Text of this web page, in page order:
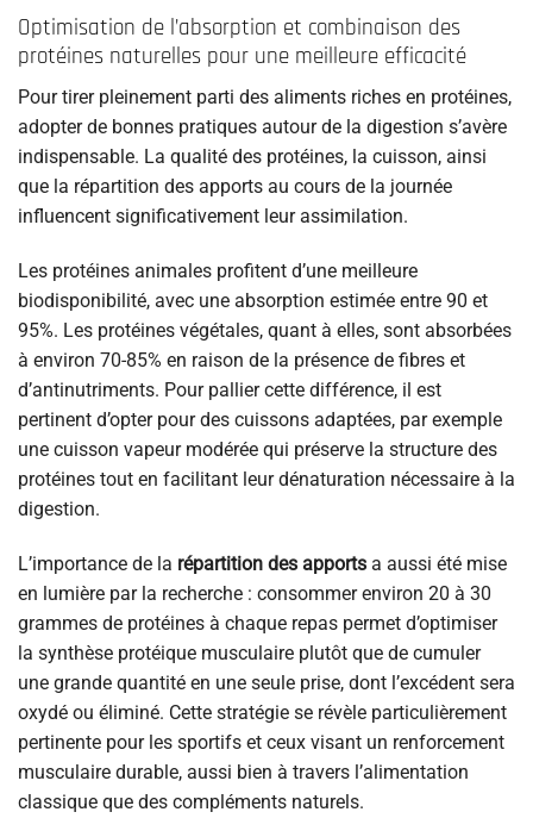
Optimisation de l’absorption et combinaison des
protéines naturelles pour une meilleure efficacité
Pour tirer pleinement parti des aliments riches en protéines,
adopter de bonnes pratiques autour de la digestion s’avère
indispensable. La qualité des protéines, la cuisson, ainsi
que la répartition des apports au cours de la journée
influencent significativement leur assimilation.
Les protéines animales profitent d’une meilleure
biodisponibilité, avec une absorption estimée entre 90 et
95%. Les protéines végétales, quant à elles, sont absorbées
à environ 70-85% en raison de la présence de fibres et
d’antinutriments. Pour pallier cette différence, il est
pertinent d’opter pour des cuissons adaptées, par exemple
une cuisson vapeur modérée qui préserve la structure des
protéines tout en facilitant leur dénaturation nécessaire à la
digestion.
L’importance de la répartition des apports a aussi été mise
en lumière par la recherche : consommer environ 20 à 30
grammes de protéines à chaque repas permet d’optimiser
la synthèse protéique musculaire plutôt que de cumuler
une grande quantité en une seule prise, dont l’excédent sera
oxydé ou éliminé. Cette stratégie se révèle particulièrement
pertinente pour les sportifs et ceux visant un renforcement
musculaire durable, aussi bien à travers l’alimentation
classique que des compléments naturels.